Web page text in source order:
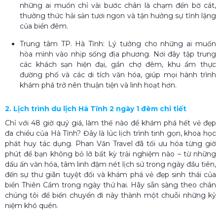
những ai muốn chỉ vài bước chân là chạm đến bờ cát,
thưởng thức hải sản tươi ngon và tận hưởng sự tĩnh lặng
của biển đêm.
Trung tâm TP. Hà Tĩnh: Lý tưởng cho những ai muốn
hòa mình vào nhịp sống địa phương. Nơi đây tập trung
các khách sạn hiện đại, gần chợ đêm, khu ẩm thực
đường phố và các di tích văn hóa, giúp mọi hành trình
khám phá trở nên thuận tiện và linh hoạt hơn.
2. Lịch trình du lịch Hà Tĩnh 2 ngày 1 đêm chi tiết
Chỉ với 48 giờ quý giá, làm thế nào để khám phá hết vẻ đẹp
đa chiều của Hà Tĩnh? Đây là lúc lịch trình tinh gọn, khoa học
phát huy tác dụng. Phan Văn Travel đã tối ưu hóa từng giờ
phút để bạn không bỏ lỡ bất kỳ trải nghiệm nào – từ những
dấu ấn văn hóa, tâm linh đậm nét lịch sử trong ngày đầu tiên,
đến sự thư giãn tuyệt đối và khám phá vẻ đẹp sinh thái của
biển Thiên Cầm trong ngày thứ hai. Hãy sẵn sàng theo chân
chúng tôi để biến chuyến đi này thành một chuỗi những kỷ
niệm khó quên.